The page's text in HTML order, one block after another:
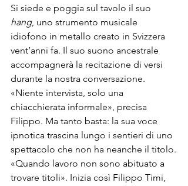
Si siede e poggia sul tavolo il suo
hang, uno strumento musicale
idiofono in metallo creato in Svizzera
vent’anni fa. Il suo suono ancestrale
accompagnerà la recitazione di versi
durante la nostra conversazione.
«Niente intervista, solo una
chiacchierata informale», precisa
Filippo. Ma tanto basta: la sua voce
ipnotica trascina lungo i sentieri di uno
spettacolo che non ha neanche il titolo.
«Quando lavoro non sono abituato a
trovare titoli». Inizia così Filippo Timi,